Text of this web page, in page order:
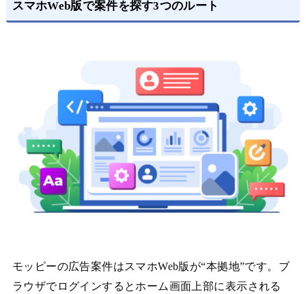
スマホWeb版で案件を探す3つのルート
モッピーの広告案件はスマホWeb版が“本拠地”です。ブ
ラウザでログインするとホーム画面上部に表示される